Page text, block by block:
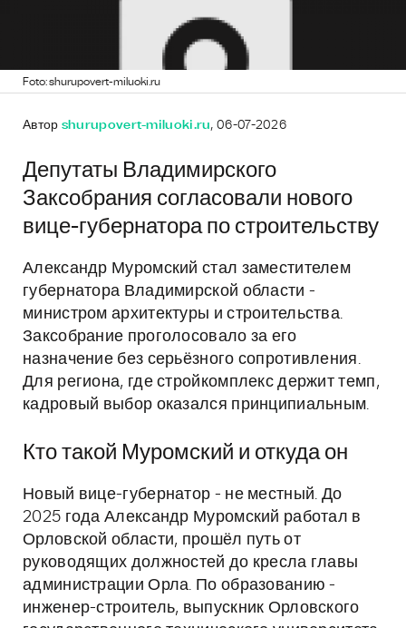
Foto: shurupovert-miluoki.ru
Автор shurupovert-miluoki.ru, 06-07-2026
Депутаты Владимирского
Заксобрания согласовали нового
вице-губернатора по строительству
Александр Муромский стал заместителем
губернатора Владимирской области -
министром архитектуры и строительства.
Заксобрание проголосовало за его
назначение без серьёзного сопротивления.
Для региона, где стройкомплекс держит темп,
кадровый выбор оказался принципиальным.
Кто такой Муромский и откуда он
Новый вице-губернатор - не местный. До
2025 года Александр Муромский работал в
Орловской области, прошёл путь от
руководящих должностей до кресла главы
администрации Орла. По образованию -
инженер-строитель, выпускник Орловского